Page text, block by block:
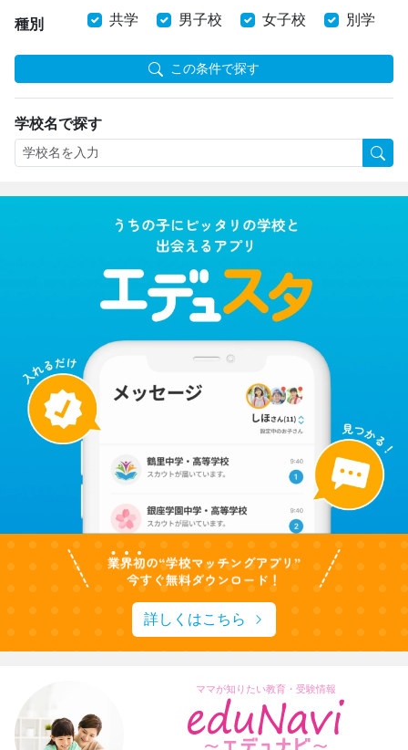
種別 共学 男子校 女子校 別学
この条件で探す
学校名で探す
詳しくはこちら
ママが知りたい教育・受験情報